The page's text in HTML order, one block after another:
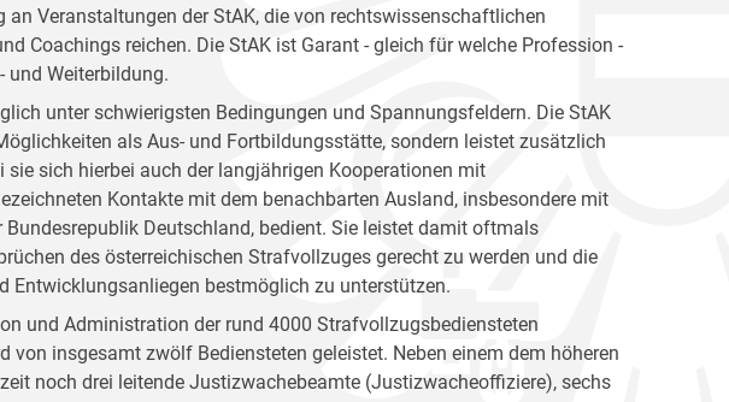
Veranstaltungen der StAK, die von rechtswissenschaftlichen
Coachings reichen. Die StAK ist Garant - gleich für welche Profession -
und Weiterbildung.
unter schwierigsten Bedingungen und Spannungsfeldern. Die StAK
als Aus- und Fortbildungsstätte, sondern leistet zusätzlich
sie sich hierbei auch der langjährigen Kooperationen mit
Kontakte mit dem benachbarten Ausland, insbesondere mit
Deutschland, bedient. Sie leistet damit oftmals
des österreichischen Strafvollzuges gerecht zu werden und die
Entwicklungsanliegen bestmöglich zu unterstützen.
und Administration der rund 4000 Strafvollzugsbediensteten
von insgesamt zwölf Bediensteten geleistet. Neben einem dem höheren
noch drei leitende Justizwachebeamte (Justizwacheoffiziere), sechs